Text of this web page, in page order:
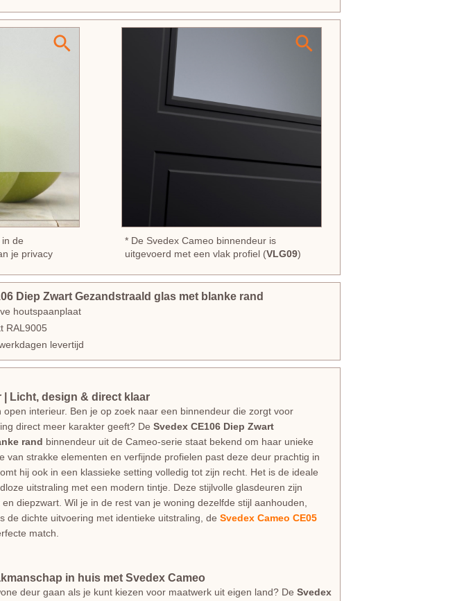
de
je privacy
* De Svedex Cameo binnendeur is
uitgevoerd met een vlak profiel (VLG09)
Diep Zwart Gezandstraald glas met blanke rand
houtspaanplaat
RAL9005
levertijd
Licht, design & direct klaar
open interieur. Ben je op zoek naar een binnendeur die zorgt voor
direct meer karakter geeft? De Svedex CE106 Diep Zwart
rand binnendeur uit de Cameo-serie staat bekend om haar unieke
van strakke elementen en verfijnde profielen past deze deur prachtig in
hij ook in een klassieke setting volledig tot zijn recht. Het is de ideale
uitstraling met een modern tintje. Deze stijlvolle glasdeuren zijn
diepzwart. Wil je in de rest van je woning dezelfde stijl aanhouden,
de dichte uitvoering met identieke uitstraling, de Svedex Cameo CE05
match.
in huis met Svedex Cameo
deur gaan als je kunt kiezen voor maatwerk uit eigen land? De Svedex